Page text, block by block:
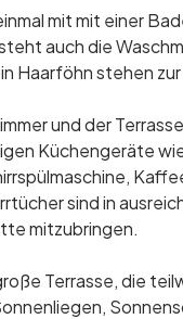
mit mit einer
auch die
Haarföhn stehen
und der
Küchengeräte
sind in
mitzubringen.
Terrasse, die